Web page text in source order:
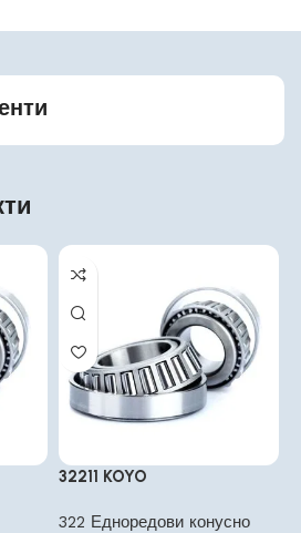
32211 KOYO
322 Едноредови конусно